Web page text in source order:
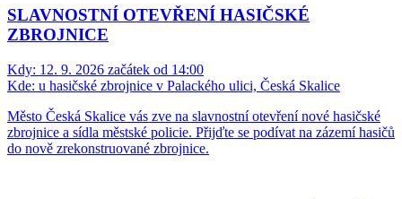
SLAVNOSTNÍ OTEVŘENÍ HASIČSKÉ
ZBROJNICE
Kdy: 12. 9. 2026 začátek od 14:00
Kde: u hasičské zbrojnice v Palackého ulici, Česká Skalice
Město Česká Skalice vás zve na slavnostní otevření nové hasičské
zbrojnice a sídla městské policie. Přijďte se podívat na zázemí hasičů
do nově zrekonstruované zbrojnice.